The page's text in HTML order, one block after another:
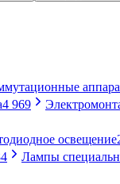
4 969
освещение
Лампы